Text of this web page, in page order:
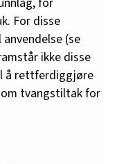
For disse
(se
ikke disse
å rettferdiggjøre
tvangstiltak for